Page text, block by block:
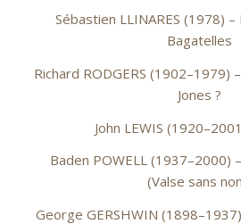
Sébastien LLINARES (1978)
Bagatelles
Richard RODGERS (1902–1979)
Jones ?
John LEWIS
Baden POWELL (1937–2000)
(Valse sans
George GERSHWIN